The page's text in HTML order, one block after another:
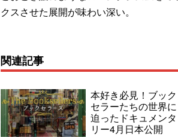
クスさせた展開が味わい深い。
関連記事
本好き必見！ブック
セラーたちの世界に
迫ったドキュメンタ
リー4月日本公開